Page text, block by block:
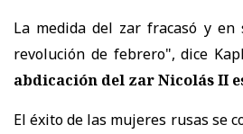
La medida del zar fracasó y en
revolución de febrero", dice
abdicación del zar Nicolás II
El éxito de las mujeres rusas se